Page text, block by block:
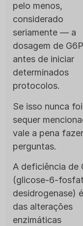
pelo menos,
considerado
seriamente — a
dosagem de
antes de iniciar
determinados
protocolos.
Se isso nunca foi
sequer
vale a pena fazer
perguntas.
A deficiência de
(glicose-6-
desidrogenase)
das alterações
enzimáticas